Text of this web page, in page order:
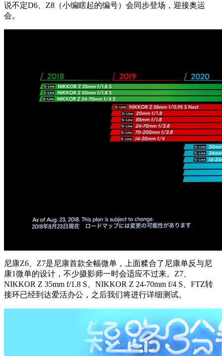
说不定D6、Z8（小编瞎起的编号）会同步登场，迎接奥运
会。
尼康Z6、Z7是尼康首款全幅微单，上面糅合了尼康单反与尼
康1微单的设计，不少摄影师一时会适应不过来。Z7、
NIKKOR Z 35mm f/1.8 S、NIKKOR Z 24-70mm f/4 S、FTZ转
接环已经到达爱活办公，之后我们将进行详细测试。